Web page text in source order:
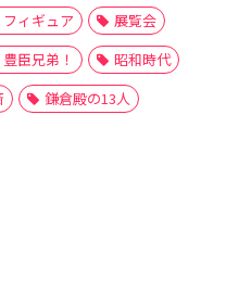
フィギュア
展覧会
豊臣兄弟！
昭和時代
鎌倉殿の13人